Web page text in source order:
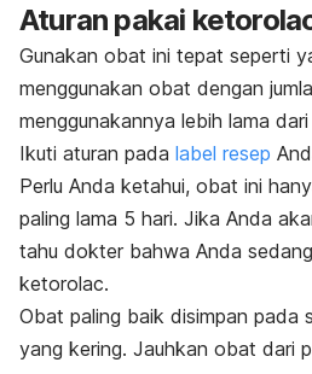
Aturan pakai
Gunakan obat ini tepat seperti
menggunakan obat dengan
menggunakannya lebih lama
Ikuti aturan pada label resep
Perlu Anda ketahui, obat ini
paling lama 5 hari. Jika Anda
tahu dokter bahwa Anda
ketorolac.
Obat paling baik disimpan pada
yang kering. Jauhkan obat dari